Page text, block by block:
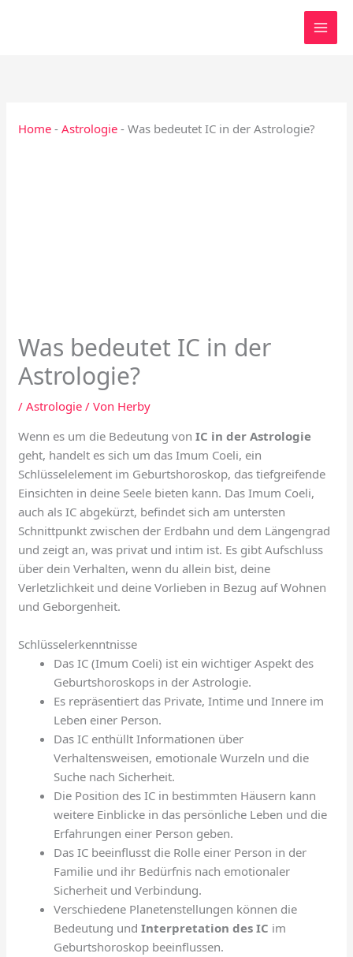
Home -Astrologie -Was bedeutet IC in der Astrologie?
Was bedeutet IC in der
Astrologie?
/Astrologie / Von Herby
Wenn es um die Bedeutung vonIC in der Astrologie
geht, handelt es sich um das Imum Coeli, ein
Schlüsselelement im Geburtshoroskop, das tiefgreifende
Einsichten in deine Seele bieten kann. Das Imum Coeli,
auch als IC abgekürzt, befindet sich am untersten
Schnittpunkt zwischen der Erdbahn und dem Längengrad
und zeigt an, was privat und intim ist. Es gibt Aufschluss
über dein Verhalten, wenn du allein bist, deine
Verletzlichkeit und deine Vorlieben in Bezug auf Wohnen
und Geborgenheit.
Schlüsselerkenntnisse
Das IC (Imum Coeli) ist ein wichtiger Aspekt des
Geburtshoroskops in der Astrologie.
Es repräsentiert das Private, Intime und Innere im
Leben einer Person.
Das IC enthüllt Informationen über
Verhaltensweisen, emotionale Wurzeln und die
Suche nach Sicherheit.
Die Position des IC in bestimmten Häusern kann
weitere Einblicke in das persönliche Leben und die
Erfahrungen einer Person geben.
Das IC beeinflusst die Rolle einer Person in der
Familie und ihr Bedürfnis nach emotionaler
Sicherheit und Verbindung.
Verschiedene Planetenstellungen können die
Bedeutung undInterpretation des IC im
Geburtshoroskop beeinflussen.